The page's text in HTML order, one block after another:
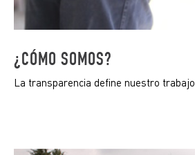
¿CÓMO SOMOS?
La transparencia define nuestro trabajo.